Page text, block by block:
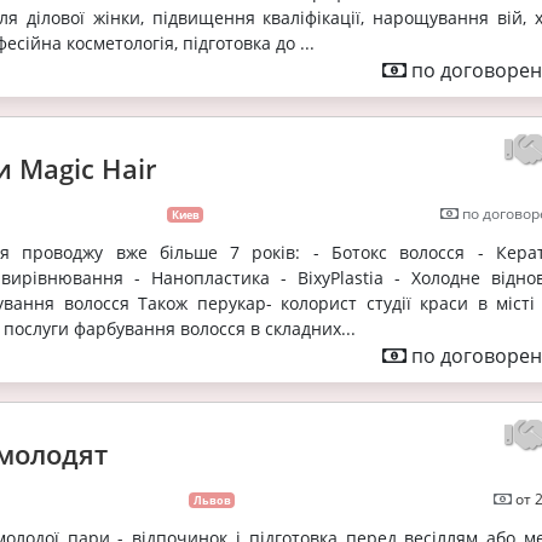
ділової жінки, підвищення кваліфікації, нарощування вій,
косметологія, підготовка до ...
по
Magic Hair
Киев по
проводжу вже більше 7 років: - Ботокс волосся -
- Нанопластика - BixyPlastia - Холодне
волосся Також перукар- колорист студії краси в місті
фарбування волосся в складних...
по
Львов от